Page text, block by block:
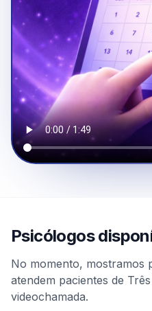
Psicólogos
No momento, mostramos
atendem pacientes de
videochamada.